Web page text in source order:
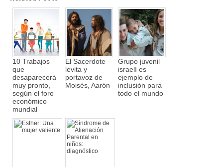
10 Trabajos
que
desaparecerá
muy pronto,
según el foro
económico
mundial
El Sacerdote
levita y
portavoz de
Moisés, Aarón
Grupo juvenil
israelí es
ejemplo de
inclusión para
todo el mundo